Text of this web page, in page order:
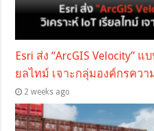
Esri ส่ง “ArcGIS Velocity”
ยลไทม์ เจาะกลุ่มองค์กรควา
2 weeks ago